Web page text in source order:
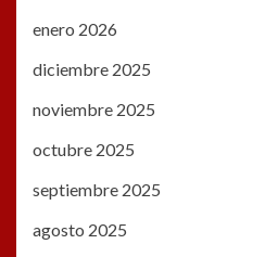
enero 2026
diciembre 2025
noviembre 2025
octubre 2025
septiembre 2025
agosto 2025